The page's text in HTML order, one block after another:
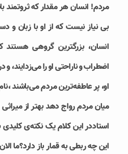
مردم! انسان هر مقدار که ثروتمند
بی نیاز نیست که از او با زبان و
انسان، بزرگترین گروهی هستند
اضطراب و ناراحتی او را
او، پر عاطفه‌ترین مردم می‌باشند
میان مردم رواج دهد بهتر از
استاددر این کلام یک نکته‌ی
این چه ربطی به قمار باز دارد؟ما